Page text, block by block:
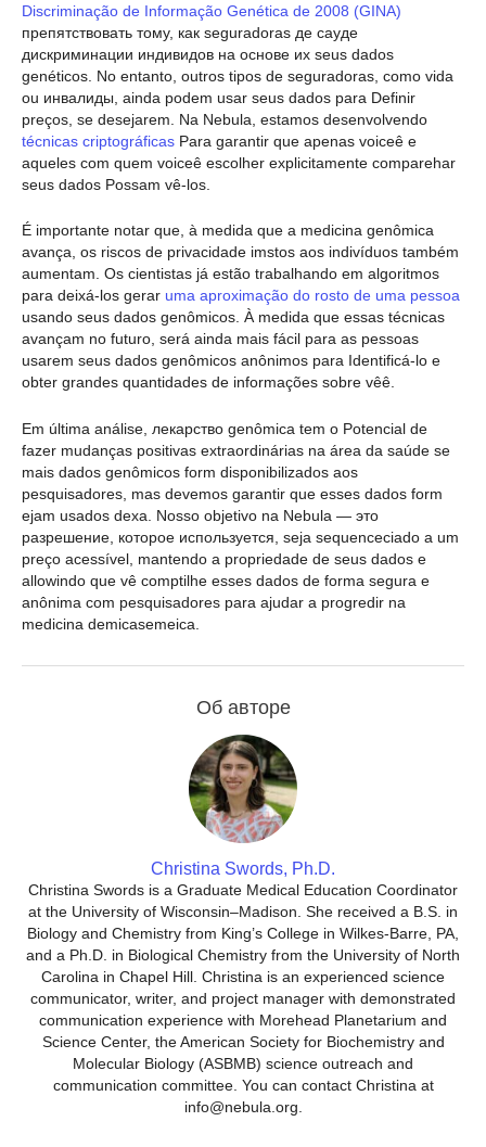
Discriminação de Informação Genética de 2008 (GINA)
препятствовать тому, как seguradoras де сауде
дискриминации индивидов на основе их seus dados
genéticos. No entanto, outros tipos de seguradoras, como vida
ou инвалиды, ainda podem usar seus dados para Definir
preços, se desejarem. Na Nebula, estamos desenvolvendo
técnicas criptográficas Para garantir que apenas voiceê e
aqueles com quem voiceê escolher explicitamente comparehar
seus dados Possam vê-los.
É importante notar que, à medida que a medicina genômica
avança, os riscos de privacidade imstos aos indivíduos também
aumentam. Os cientistas já estão trabalhando em algoritmos
para deixá-los gerar uma aproximação do rosto de uma pessoa
usando seus dados genômicos. À medida que essas técnicas
avançam no futuro, será ainda mais fácil para as pessoas
usarem seus dados genômicos anônimos para Identificá-lo e
obter grandes quantidades de informações sobre vêê.
Em última análise, лекарство genômica tem o Potencial de
fazer mudanças positivas extraordinárias na área da saúde se
mais dados genômicos form disponibilizados aos
pesquisadores, mas devemos garantir que esses dados form
ejam usados dexa. Nosso objetivo na Nebula — это
разрешение, которое используется, seja sequenceciado a um
preço acessível, mantendo a propriedade de seus dados e
allowindo que vê comptilhe esses dados de forma segura e
anônima com pesquisadores para ajudar a progredir na
medicina demicasemeica.
Об авторе
Christina Swords, Ph.D.
Christina Swords is a Graduate Medical Education Coordinator
at the University of Wisconsin–Madison. She received a B.S. in
Biology and Chemistry from King’s College in Wilkes-Barre, PA,
and a Ph.D. in Biological Chemistry from the University of North
Carolina in Chapel Hill. Christina is an experienced science
communicator, writer, and project manager with demonstrated
communication experience with Morehead Planetarium and
Science Center, the American Society for Biochemistry and
Molecular Biology (ASBMB) science outreach and
communication committee. You can contact Christina at
info@nebula.org.